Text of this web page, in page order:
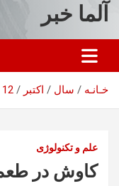
آلما خبر
خـانـه سال اکتبر 12
علم و تکنولوژی
کاوش در